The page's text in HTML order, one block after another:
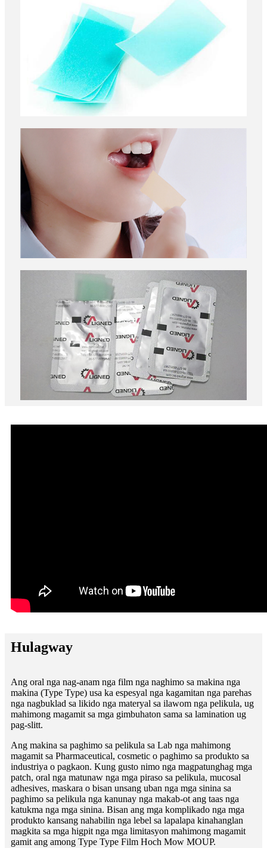
Hulagway
Ang oral nga nag-anam nga film nga naghimo sa makina nga
makina (Type Type) usa ka espesyal nga kagamitan nga parehas
nga nagbuklad sa likido nga materyal sa ilawom nga pelikula, ug
mahimong magamit sa mga gimbuhaton sama sa lamination ug
pag-slitt.
Ang makina sa paghimo sa pelikula sa Lab nga mahimong
magamit sa Pharmaceutical, cosmetic o paghimo sa produkto sa
industriya o pagkaon. Kung gusto nimo nga magpatunghag mga
patch, oral nga matunaw nga mga piraso sa pelikula, mucosal
adhesives, maskara o bisan unsang uban nga mga sinina sa
paghimo sa pelikula nga kanunay nga makab-ot ang taas nga
katukma nga mga sinina. Bisan ang mga komplikado nga mga
produkto kansang nahabilin nga lebel sa lapalapa kinahanglan
magkita sa mga higpit nga mga limitasyon mahimong magamit
gamit ang among Type Type Film Hoch Mow MOUP.